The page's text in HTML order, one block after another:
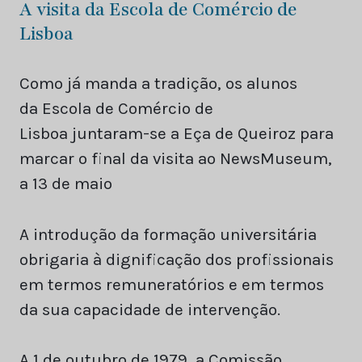
A visita da Escola de Comércio de
Lisboa
Como já manda a tradição, os alunos
da Escola de Comércio de
Lisboa juntaram-se a Eça de Queiroz para
marcar o final da visita ao NewsMuseum‬,
a 13 de maio
A introdução da formação universitária
obrigaria à dignificação dos profissionais
em termos remuneratórios e em termos
da sua capacidade de intervenção.